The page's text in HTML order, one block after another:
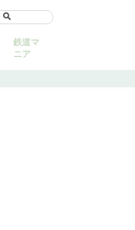
▼
鉄道マ
ニア